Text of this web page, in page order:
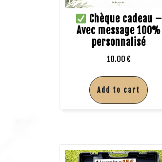
Chèque cadeau –
Avec message 100%
personnalisé
10.00 €
Add to cart